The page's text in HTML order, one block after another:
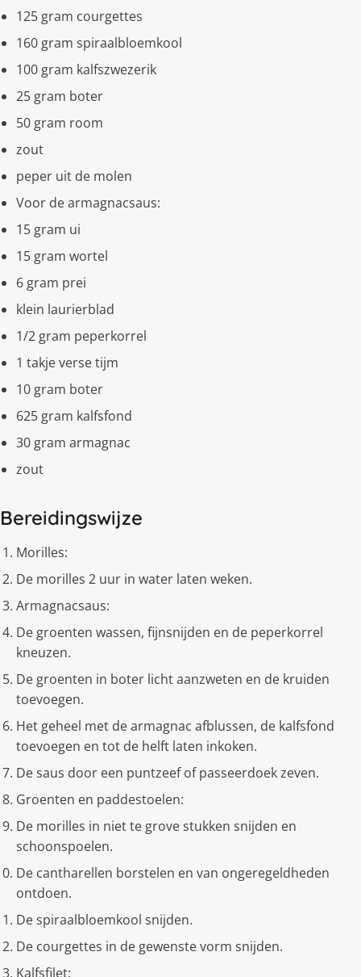
125 gram courgettes
160 gram spiraalbloemkool
100 gram kalfszwezerik
25 gram boter
50 gram room
zout
peper uit de molen
Voor de armagnacsaus:
15 gram ui
15 gram wortel
6 gram prei
klein laurierblad
1/2 gram peperkorrel
1 takje verse tijm
10 gram boter
625 gram kalfsfond
30 gram armagnac
zout
Bereidingswijze
Morilles:
De morilles 2 uur in water laten weken.
Armagnacsaus:
De groenten wassen, fijnsnijden en de peperkorrel
kneuzen.
De groenten in boter licht aanzweten en de kruiden
toevoegen.
Het geheel met de armagnac afblussen, de kalfsfond
toevoegen en tot de helft laten inkoken.
De saus door een puntzeef of passeerdoek zeven.
Groenten en paddestoelen:
De morilles in niet te grove stukken snijden en
schoonspoelen.
De cantharellen borstelen en van ongeregeldheden
ontdoen.
De spiraalbloemkool snijden.
De courgettes in de gewenste vorm snijden.
Kalfsfilet: